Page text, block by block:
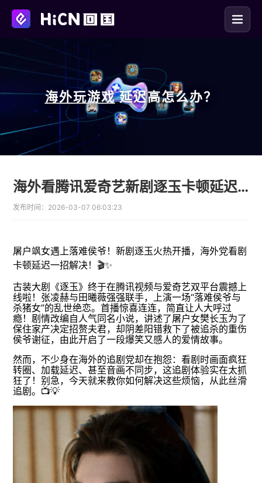
海外玩游戏 延迟高怎么办？
海外看腾讯爱奇艺新剧逐玉卡顿延迟用HiCN回国加速器一键网络优化
发布时间： 2026-03-07 06:03:23
屠户飒女遇上落难侯爷！新剧逐玉火热开播，海外党看剧
卡顿延迟一招解决！🎬✨
古装大剧《逐玉》终于在腾讯视频与爱奇艺双平台震撼上
线啦！张凌赫与田曦薇强强联手，上演一场“落难侯爷与
杀猪女”的乱世绝恋。首播惊喜连连，简直让人大呼过
瘾！剧情改编自人气同名小说，讲述了屠户女樊长玉为了
保住家产决定招赘夫君，却阴差阳错救下了被追杀的重伤
侯爷谢征，由此开启了一段爆笑又感人的爱情故事。
然而，不少身在海外的追剧党却在抱怨：看剧时画面疯狂
转圈、加载延迟、甚至音画不同步，这追剧体验实在太抓
狂了！别急，今天就来教你如何解决这些烦恼，从此丝滑
追剧。📺💡